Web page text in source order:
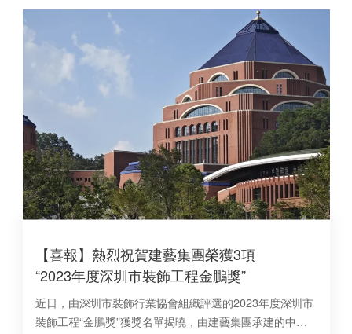
【喜報】熱烈祝賀建藝集團榮獲3項
“2023年度深圳市裝飾工程金鵬獎”
近日，由深圳市裝飾行業協會組織評選的2023年度深圳市
裝飾工程“金鵬獎”獲獎名單揭曉，由建藝集團承建的中山